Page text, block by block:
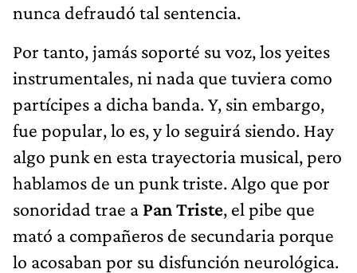
nunca defraudó tal sentencia.
Por tanto, jamás soporté su voz, los yeites
instrumentales, ni nada que tuviera como
partícipes a dicha banda. Y, sin embargo,
fue popular, lo es, y lo seguirá siendo. Hay
algo punk en esta trayectoria musical, pero
hablamos de un punk triste. Algo que por
sonoridad trae a Pan Triste, el pibe que
mató a compañeros de secundaria porque
lo acosaban por su disfunción neurológica.